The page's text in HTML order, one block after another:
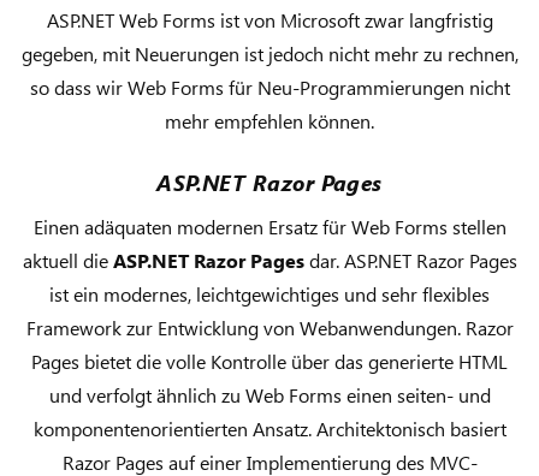
ASP.NET Web Forms ist von Microsoft zwar langfristig
gegeben, mit Neuerungen ist jedoch nicht mehr zu rechnen,
so dass wir Web Forms für Neu-Programmierungen nicht
mehr empfehlen können.
ASP.NET Razor Pages
Einen adäquaten modernen Ersatz für Web Forms stellen
aktuell dieASP.NET Razor Pagesdar. ASP.NET Razor Pages
ist ein modernes, leichtgewichtiges und sehr flexibles
Framework zur Entwicklung von Webanwendungen. Razor
Pages bietet die volle Kontrolle über das generierte HTML
und verfolgt ähnlich zu Web Forms einen seiten- und
komponentenorientierten Ansatz. Architektonisch basiert
Razor Pages auf einer Implementierung des MVC-